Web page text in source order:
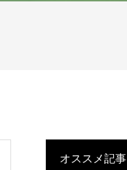
オススメ記事